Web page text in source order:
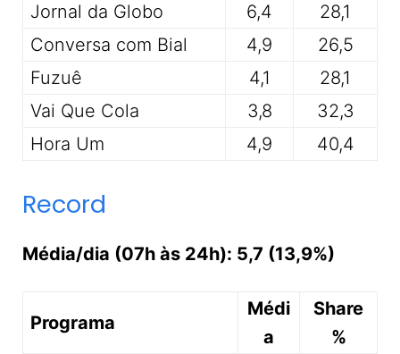
Jornal da Globo
6,4
28,1
Conversa com Bial
4,9
26,5
Fuzuê
4,1
28,1
Vai Que Cola
3,8
32,3
Hora Um
4,9 40,4
Record
Média/dia (07h às 24h): 5,7 (13,9%)
Programa
Médi
a
Share
%